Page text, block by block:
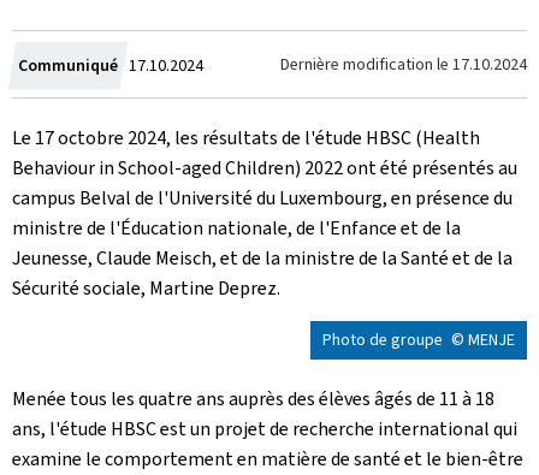
Communiqué Crée
le
17.10.2024 Dernière modification le 17.10.2024
Le 17 octobre 2024, les résultats de l'étude HBSC (Health
Behaviour in School-aged Children) 2022 ont été présentés au
campus Belval de l'Université du Luxembourg, en présence du
ministre de l'Éducation nationale, de l'Enfance et de la
Jeunesse, Claude Meisch, et de la ministre de la Santé et de la
Sécurité sociale, Martine Deprez.
Photo de groupe © MENJE
Menée tous les quatre ans auprès des élèves âgés de 11 à 18
ans, l'étude HBSC est un projet de recherche international qui
examine le comportement en matière de santé et le bien-être